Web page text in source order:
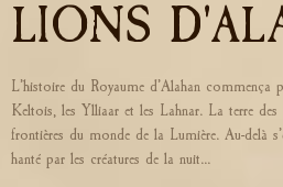
LIONS
L’histoire du Royaume d’Alahan commença
Keltois, les Ylliaar et les Lahnar. La terre
frontières du monde de la Lumière. Au-delà
hanté par les créatures de la nuit...